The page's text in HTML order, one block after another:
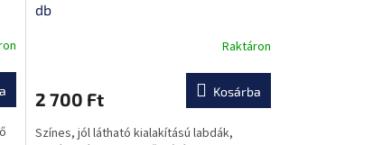
db
Raktáron
2 700 Ft Kosárba
Színes, jól látható kialakítású labdák,